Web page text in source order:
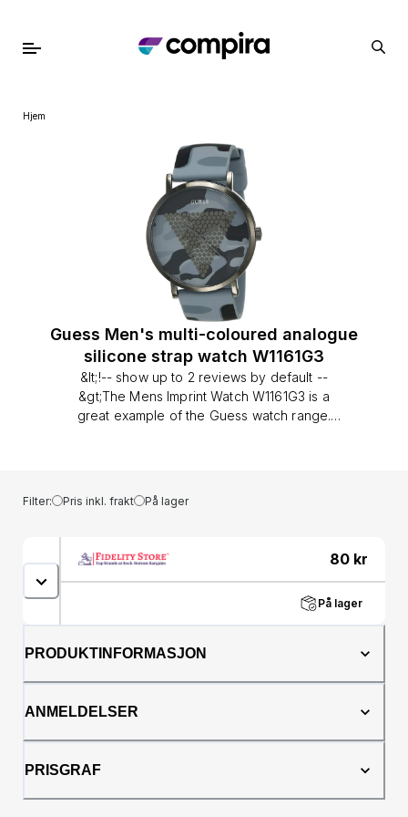
Hjem
Guess Men's multi-coloured analogue
silicone strap watch W1161G3
&lt;!-- show up to 2 reviews by default --
&gt;The Mens Imprint Watch W1161G3 is a
great example of the Guess watch range.
silicone strap.&lt;style type="text/css"&gt;&lt;!-
-td {border: 1px solid #ccc;}br {mso-data-
&gt;&lt;/style&gt;&lt;table dir="ltr" border="1"
cellspacing="0"
cellpadding="0"&gt;&lt;colgroup&gt;&lt;col
width="100" /&gt;&lt;col width="100"
/&gt;&lt;col width="100" /&gt;&lt;col
width="100" /&gt;&lt;col width="100"
width="100" /&gt;&lt;col width="100"
/&gt;&lt;col width="100" /&gt;&lt;col
/&gt;&lt;/colgroup&gt;&lt;tbody&gt;&lt;tr&gt;&lt;td&gt;Brand
Type&lt;/td&gt;&lt;td&gt;Buckle&lt;/td&gt;&lt;td&gt;&lt;/
Colour&lt;/td&gt;&lt;td&gt;Two
Filter: Pris inkl. frakt På lager
80 kr
På lager
PRODUKTINFORMASJON
ANMELDELSER
PRISGRAF